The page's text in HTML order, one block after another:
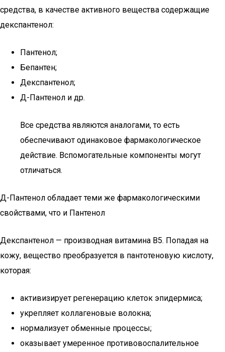
средства, в качестве активного вещества содержащие
декспантенол:
Пантенол;
Бепантен;
Декспантенол;
Д-Пантенол и др.
Все средства являются аналогами, то есть
обеспечивают одинаковое фармакологическое
действие. Вспомогательные компоненты могут
отличаться.
Д-Пантенол обладает теми же фармакологическими
свойствами, что и Пантенол
Декспантенол — производная витамина В5. Попадая на
кожу, вещество преобразуется в пантотеновую кислоту,
которая:
активизирует регенерацию клеток эпидермиса;
укрепляет коллагеновые волокна;
нормализует обменные процессы;
оказывает умеренное противовоспалительное